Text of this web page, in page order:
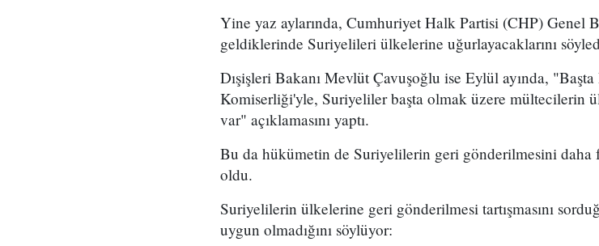
Yine yaz aylarında, Cumhuriyet Halk Partisi (CHP) Genel
geldiklerinde Suriyelileri ülkelerine uğurlayacaklarını
Dışişleri Bakanı Mevlüt Çavuşoğlu ise Eylül ayında,
Komiserliği'yle, Suriyeliler başta olmak üzere mültecilerin
var" açıklamasını yaptı.
Bu da hükümetin de Suriyelilerin geri gönderilmesini daha
oldu.
Suriyelilerin ülkelerine geri gönderilmesi tartışmasını
uygun olmadığını söylüyor: